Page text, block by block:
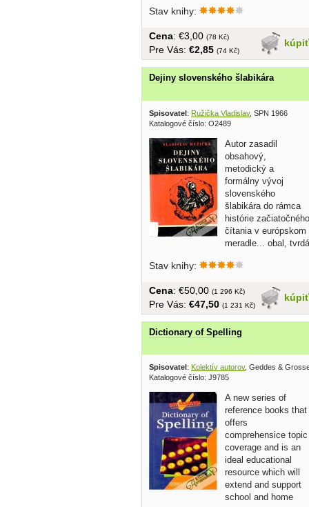
Stav knihy:
kúpiť
Cena: €3,00 (78 Kč)
Pre Vás: €2,85 (74 Kč)
Dejiny slovenského šlabikára
Spisovatel: Ružička Vladislav, SPN 1966
Katalogové číslo: O2489
Autor zasadil
obsahový,
metodický a
formálny vývoj
slovenského
šlabikára do rámca
histórie začiatočného
čítania v európskom
meradle... obal, tvrdá
Stav knihy:
kúpiť
Cena: €50,00 (1 296 Kč)
Pre Vás: €47,50 (1 231 Kč)
Dictionary of Spelling
Spisovatel : Kolektív autorov, Geddes &
Katalogové číslo: J9785
A new series of
reference books that
offers
comprehensice topic
coverage and is an
ideal educational
resource which will
extend and support
school and home